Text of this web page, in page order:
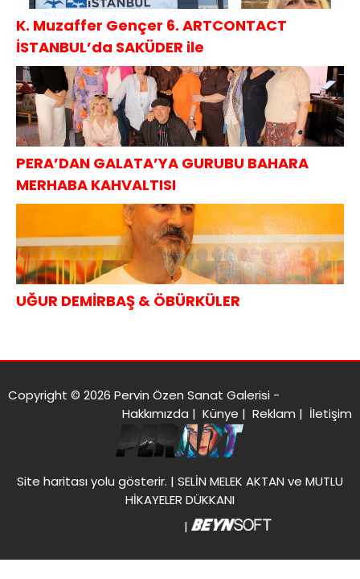
K. Muzaffer Gençer 6. ARTCONTACT
İSTANBUL’da SAKÜDER ile
PERA’DAN GALATA’YA GURUBU BAHARA
MERHABA KAHVALTISI
UĞUR DEMİRBAŞ & ÖBÜRKÜLER
Copyright © 2026 Pervin Özen Sanat Galerisi -
Hakkımızda | Künye | Reklam | İletişim
Site haritası yolu gösterir. | SELİN MELEK AKTAN ve MUTLU
HİKAYELER DÜKKANI
|